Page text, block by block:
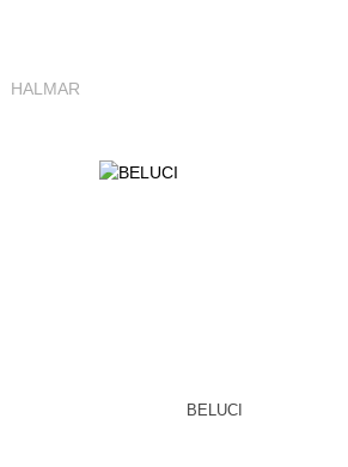
HALMAR
BELUCI